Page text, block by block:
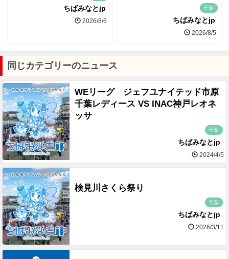
ちばみなとjp
2026/8/6
千葉
ちばみなとjp
2026/8/5
同じカテゴリーのニュース
WEリーグ ジェフユナイテッド市原
千葉レディース VS INAC神戸レオネ
ッサ
千葉
ちばみなとjp
2024/4/5
検見川さくら祭り
千葉
ちばみなとjp
2026/3/11